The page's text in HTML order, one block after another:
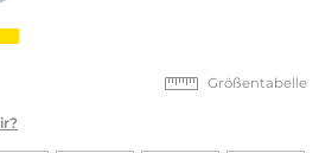
Größentabelle